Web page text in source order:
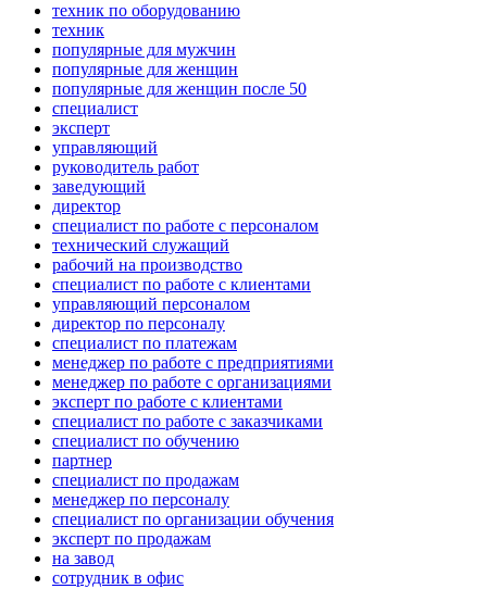
техник по оборудованию
техник
популярные для мужчин
популярные для женщин
популярные для женщин после 50
специалист
эксперт
управляющий
руководитель работ
заведующий
директор
специалист по работе с персоналом
технический служащий
рабочий на производство
специалист по работе с клиентами
управляющий персоналом
директор по персоналу
специалист по платежам
менеджер по работе с предприятиями
менеджер по работе с организациями
эксперт по работе с клиентами
специалист по работе с заказчиками
специалист по обучению
партнер
специалист по продажам
менеджер по персоналу
специалист по организации обучения
эксперт по продажам
на завод
сотрудник в офис